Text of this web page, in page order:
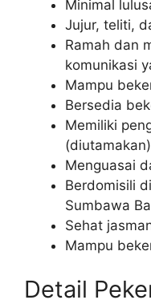
Minimal
Jujur, teliti,
Ramah dan
komunikasi
Mampu
Bersedia
Memiliki
Menguasai
Berdomisili
Sumbawa
Sehat
Mampu
Detail